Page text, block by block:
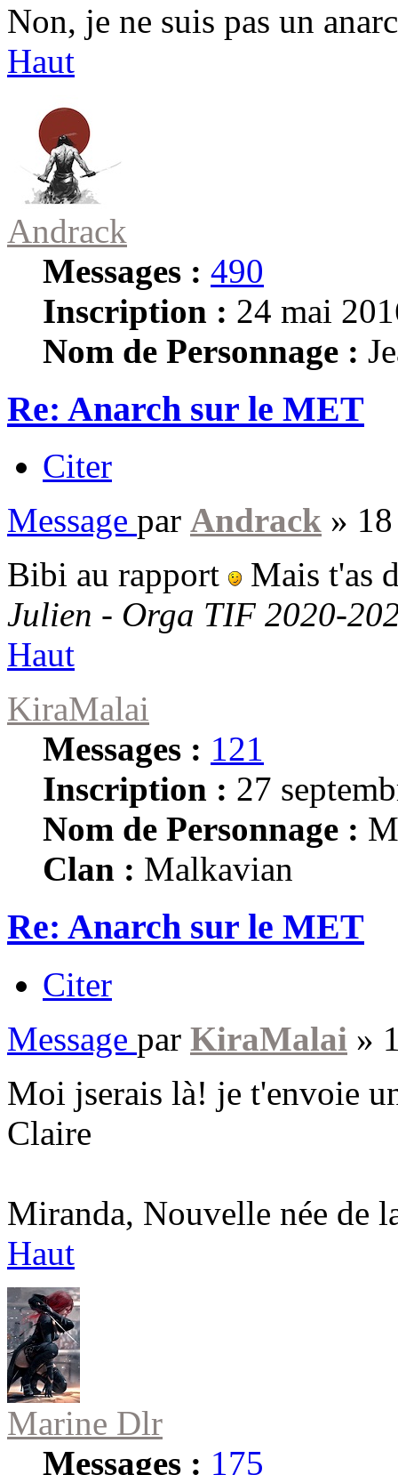
Non, je ne suis pas un
Haut
Andrack
Messages : 490
Inscription : 24 mai
Nom de Personnage :
Re: Anarch sur le MET
Citer
Message par Andrack »
Bibi au rapport
Mais t'as
Julien - Orga TIF 2020-
Haut
KiraMalai
Messages : 121
Inscription : 27
Nom de Personnage :
Clan : Malkavian
Re: Anarch sur le MET
Citer
Message par KiraMalai »
Moi jserais là! je t'envoie
Claire
Miranda, Nouvelle née de
Haut
Marine Dlr
Messages : 175